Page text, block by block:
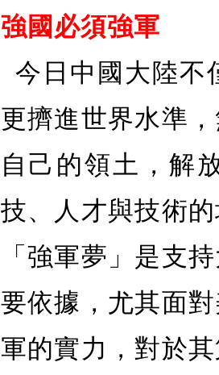
強國必須強軍
今日中國大陸不
更擠進世界水準
自己的領土，解
技、人才與技術
「強軍夢」是支
要依據，尤其面
軍的實力，對於